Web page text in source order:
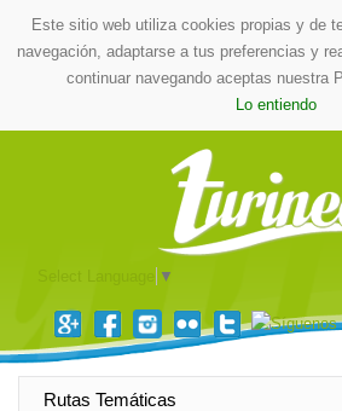
Este sitio web utiliza cookies propias y de
navegación, adaptarse a tus preferencias y
continuar navegando aceptas nuestra
Lo entiendo
▼
Rutas Temáticas